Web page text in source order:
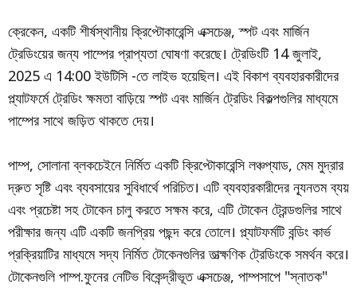
ক্রেকেন, একটি শীর্ষস্থানীয় ক্রিপ্টোকারেন্সি এক্সচেঞ্জ, স্পট এবং মার্জিন
ট্রেডিংয়ের জন্য পাম্পের প্রাপ্যতা ঘোষণা করেছে। ট্রেডিংটি 14 জুলাই,
2025 এ 14:00 ইউটিসি -তে লাইভ হয়েছিল। এই বিকাশ ব্যবহারকারীদের
প্ল্যাটফর্মে ট্রেডিং ক্ষমতা বাড়িয়ে স্পট এবং মার্জিন ট্রেডিং বিকল্পগুলির মাধ্যমে
পাম্পের সাথে জড়িত থাকতে দেয়।
পাম্প, সোলানা ব্লকচেইনে নির্মিত একটি ক্রিপ্টোকারেন্সি লঞ্চপ্যাড, মেম মুদ্রার
দ্রুত সৃষ্টি এবং ব্যবসায়ের সুবিধার্থে পরিচিত। এটি ব্যবহারকারীদের ন্যূনতম ব্যয়
এবং প্রচেষ্টা সহ টোকেন চালু করতে সক্ষম করে, এটি টোকেন ট্রেন্ডগুলির সাথে
পরীক্ষার জন্য এটি একটি জনপ্রিয় পছন্দ করে তোলে। প্ল্যাটফর্মটি বন্ডিং কার্ভ
প্রক্রিয়াটির মাধ্যমে সদ্য নির্মিত টোকেনগুলির তাত্ক্ষণিক ট্রেডিংকে সমর্থন করে।
টোকেনগুলি পাম্প.ফুনের নেটিভ বিকেন্দ্রীভূত এক্সচেঞ্জ, পাম্পসাপে "স্নাতক"